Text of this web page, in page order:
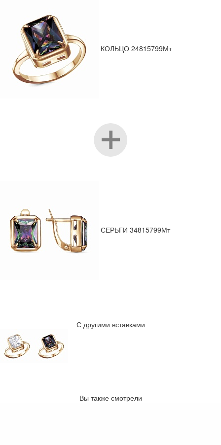
КОЛЬЦО 24815799Мт
СЕРЬГИ 34815799Мт
С другими вставками
Вы также смотрели